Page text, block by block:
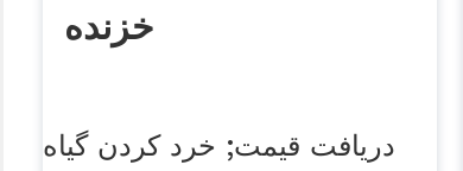
خزنده
دریافت قیمت; خرد کردن گیاه